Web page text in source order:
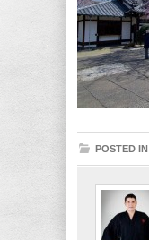
POSTED IN